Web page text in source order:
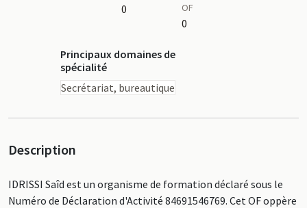
0
OF
0
Principaux domaines de
spécialité
Secrétariat, bureautique
Description
IDRISSI Saîd est un organisme de formation déclaré sous le
Numéro de Déclaration d'Activité 84691546769. Cet OF oppère